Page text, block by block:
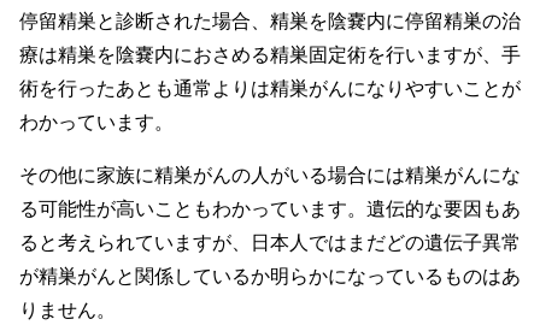
停留精巣と診断された場合、精巣を陰嚢内に停留精巣の治
療は精巣を陰嚢内におさめる精巣固定術を行いますが、手
術を行ったあとも通常よりは精巣がんになりやすいことが
わかっています。
その他に家族に精巣がんの人がいる場合には精巣がんにな
る可能性が高いこともわかっています。遺伝的な要因もあ
ると考えられていますが、日本人ではまだどの遺伝子異常
が精巣がんと関係しているか明らかになっているものはあ
りません。